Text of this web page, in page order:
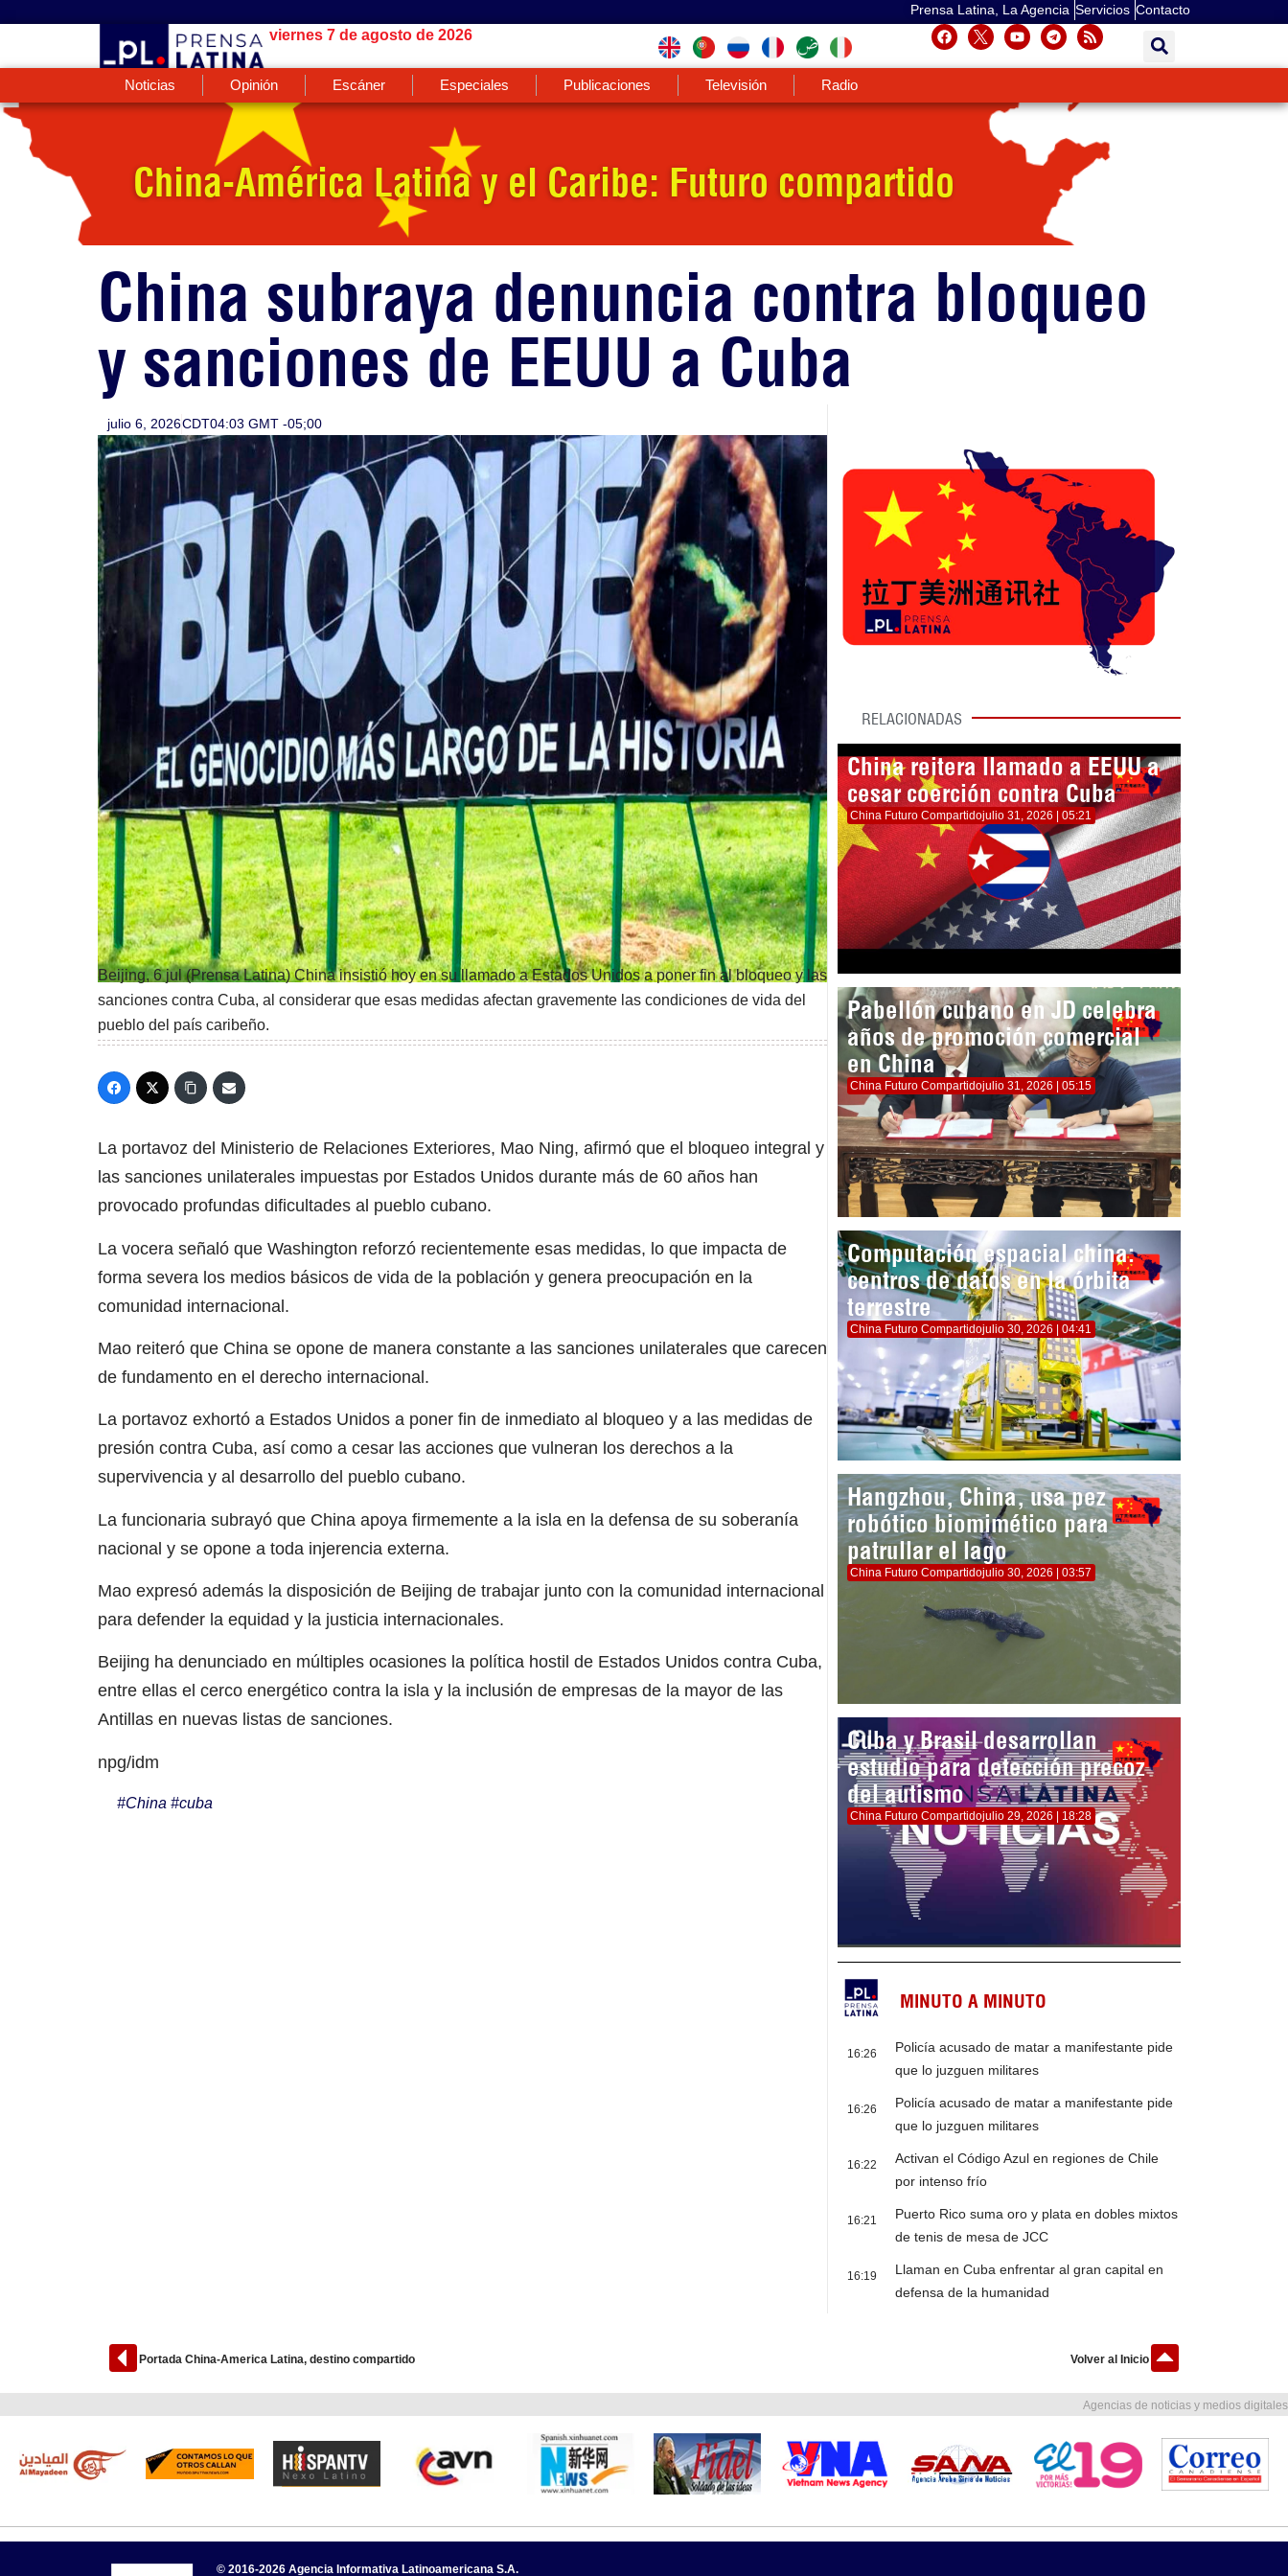
Prensa Latina, La Agencia Servicios Contacto
viernes 7 de agosto de 2026
Noticias Opinión Escáner Especiales Publicaciones Televisión Radio
China-América Latina y el Caribe: Futuro compartido
China subraya denuncia contra bloqueo
y sanciones de EEUU a Cuba
julio 6, 2026CDT04:03 GMT -05;00
Beijing, 6 jul (Prensa Latina) China insistió hoy en su llamado a Estados Unidos a poner fin al bloqueo y las
sanciones contra Cuba, al considerar que esas medidas afectan gravemente las condiciones de vida del
pueblo del país caribeño.
La portavoz del Ministerio de Relaciones Exteriores, Mao Ning, afirmó que el bloqueo integral y
las sanciones unilaterales impuestas por Estados Unidos durante más de 60 años han
provocado profundas dificultades al pueblo cubano.
La vocera señaló que Washington reforzó recientemente esas medidas, lo que impacta de
forma severa los medios básicos de vida de la población y genera preocupación en la
comunidad internacional.
Mao reiteró que China se opone de manera constante a las sanciones unilaterales que carecen
de fundamento en el derecho internacional.
La portavoz exhortó a Estados Unidos a poner fin de inmediato al bloqueo y a las medidas de
presión contra Cuba, así como a cesar las acciones que vulneran los derechos a la
supervivencia y al desarrollo del pueblo cubano.
La funcionaria subrayó que China apoya firmemente a la isla en la defensa de su soberanía
nacional y se opone a toda injerencia externa.
Mao expresó además la disposición de Beijing de trabajar junto con la comunidad internacional
para defender la equidad y la justicia internacionales.
Beijing ha denunciado en múltiples ocasiones la política hostil de Estados Unidos contra Cuba,
entre ellas el cerco energético contra la isla y la inclusión de empresas de la mayor de las
Antillas en nuevas listas de sanciones.
npg/idm
#China #cuba
RELACIONADAS
China reitera llamado a EEUU a
cesar coerción contra Cuba
China Futuro Compartidojulio 31, 2026 | 05:21
Pabellón cubano en JD celebra
años de promoción comercial
en China
China Futuro Compartidojulio 31, 2026 | 05:15
Computación espacial china:
centros de datos en la órbita
terrestre
China Futuro Compartidojulio 30, 2026 | 04:41
Hangzhou, China, usa pez
robótico biomimético para
patrullar el lago
China Futuro Compartidojulio 30, 2026 | 03:57
Cuba y Brasil desarrollan
estudio para detección precoz
del autismo
China Futuro Compartidojulio 29, 2026 | 18:28
MINUTO A MINUTO
16:26
Policía acusado de matar a manifestante pide
que lo juzguen militares
16:26
Policía acusado de matar a manifestante pide
que lo juzguen militares
16:22
Activan el Código Azul en regiones de Chile
por intenso frío
16:21
Puerto Rico suma oro y plata en dobles mixtos
de tenis de mesa de JCC
16:19
Llaman en Cuba enfrentar al gran capital en
defensa de la humanidad
Portada China-America Latina, destino compartido Volver al Inicio
Agencias de noticias y medios digitales
© 2016-2026 Agencia Informativa Latinoamericana S.A.